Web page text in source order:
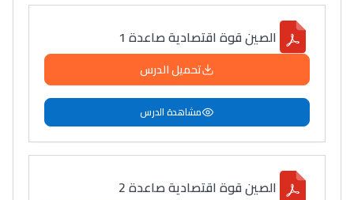
الصين قوة اقتصادية صاعدة 1
تحميل الدرس
مشاهدة الدرس
الصين قوة اقتصادية صاعدة 2